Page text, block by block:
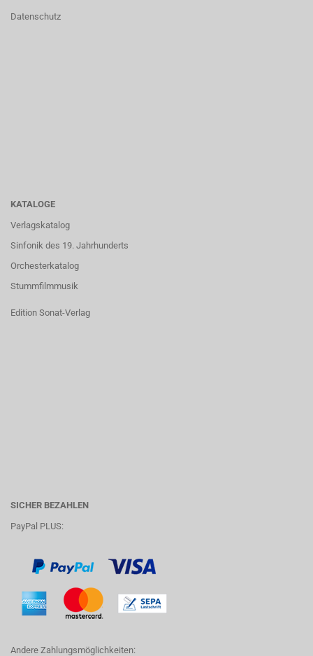
Datenschutz
KATALOGE
Verlagskatalog
Sinfonik des 19. Jahrhunderts
Orchesterkatalog
Stummfilmmusik
Edition Sonat-Verlag
SICHER BEZAHLEN
PayPal PLUS:
Andere Zahlungsmöglichkeiten: